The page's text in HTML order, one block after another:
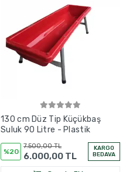
130 cm Düz Tip Küçükbaş
Suluk 90 Litre - Plastik
%20
7.500,00 TL
6.000,00 TL
KARGO
BEDAVA